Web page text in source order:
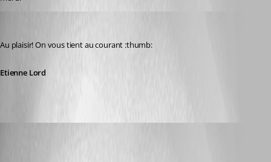
Au plaisir! On vous tient au courant :thumb:
Etienne Lord